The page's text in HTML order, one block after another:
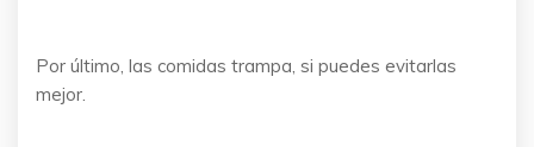
Por último, las comidas trampa, si puedes evitarlas
mejor.